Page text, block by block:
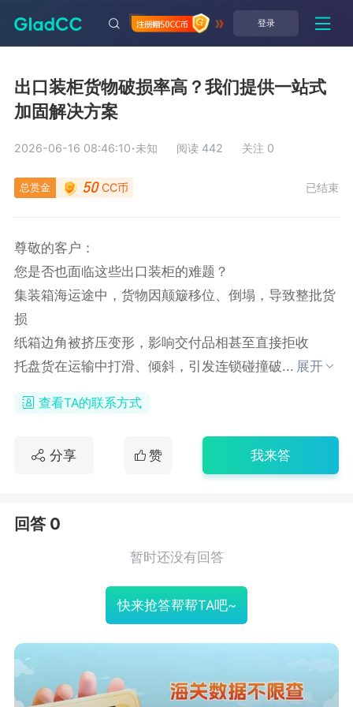
登录
出口装柜货物破损率高？我们提供一站式
加固解决方案
总赏金 50 CC币 已结束
2026-06-16 08:46:10·未知 阅读 442 关注 0
尊敬的客户：
您是否也面临这些出口装柜的难题？
集装箱海运途中，货物因颠簸移位、倒塌，导致整批货
损
纸箱边角被挤压变形，影响交付品相甚至直接拒收
托盘货在运输中打滑、倾斜，引发连锁碰撞破... 展开
查看TA的联系方式
分享 赞 我来答
回答 0
暂时还没有回答
快来抢答帮帮TA吧~